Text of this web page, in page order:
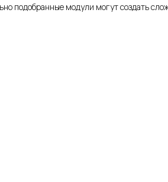
подобранные модули могут создать